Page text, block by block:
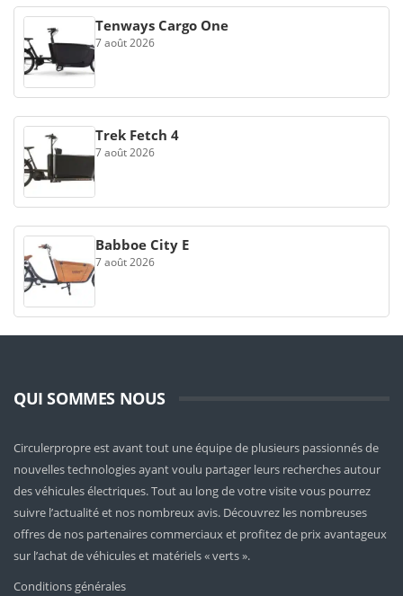
Tenways Cargo One
7 août 2026
Trek Fetch 4
7 août 2026
Babboe City E
7 août 2026
QUI SOMMES NOUS
Circulerpropre est avant tout une équipe de plusieurs passionnés de
nouvelles technologies ayant voulu partager leurs recherches autour
des véhicules électriques. Tout au long de votre visite vous pourrez
suivre l’actualité et nos nombreux avis. Découvrez les nombreuses
offres de nos partenaires commerciaux et profitez de prix avantageux
sur l’achat de véhicules et matériels « verts ».
Conditions générales